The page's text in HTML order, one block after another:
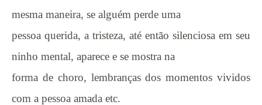
mesma maneira, se alguém perde uma
pessoa querida, a tristeza, até então silenciosa em seu
ninho mental, aparece e se mostra na
forma de choro, lembranças dos momentos vividos
com a pessoa amada etc.